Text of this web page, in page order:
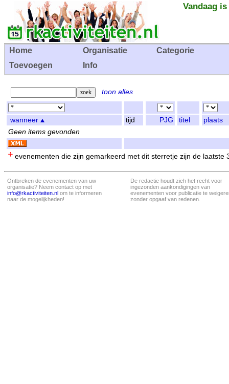
Vandaag
Home Organisatie
Categorie
Toevoegen
Info
toon alles
wanneer tijd PJG titel
plaats
Geen items gevonden
evenementen die zijn gemarkeerd met dit sterretje zijn de laatste
Ontbreken de evenementen van uw
organisatie? Neem contact op met
info@rkactiviteiten.nl om te informeren
naar de mogelijkheden!
De redactie houdt zich het recht voor
ingezonden aankondigingen van
evenementen voor publicatie te
zonder opgaaf van redenen.